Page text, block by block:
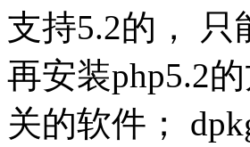
支持5.2的， 只
再安装php5.2
关的软件；